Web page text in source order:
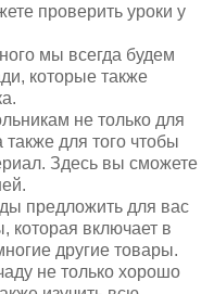
проверить уроки у
мы всегда будем
которые также
не только для
для того чтобы
Здесь вы сможете
предложить для вас
которая включает в
другие товары.
не только хорошо